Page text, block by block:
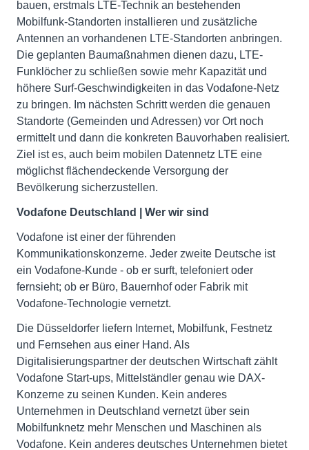
bauen, erstmals LTE-Technik an bestehenden
Mobilfunk-Standorten installieren und zusätzliche
Antennen an vorhandenen LTE-Standorten anbringen.
Die geplanten Baumaßnahmen dienen dazu, LTE-
Funklöcher zu schließen sowie mehr Kapazität und
höhere Surf-Geschwindigkeiten in das Vodafone-Netz
zu bringen. Im nächsten Schritt werden die genauen
Standorte (Gemeinden und Adressen) vor Ort noch
ermittelt und dann die konkreten Bauvorhaben realisiert.
Ziel ist es, auch beim mobilen Datennetz LTE eine
möglichst flächendeckende Versorgung der
Bevölkerung sicherzustellen.
Vodafone Deutschland | Wer wir sind
Vodafone ist einer der führenden
Kommunikationskonzerne. Jeder zweite Deutsche ist
ein Vodafone-Kunde - ob er surft, telefoniert oder
fernsieht; ob er Büro, Bauernhof oder Fabrik mit
Vodafone-Technologie vernetzt.
Die Düsseldorfer liefern Internet, Mobilfunk, Festnetz
und Fernsehen aus einer Hand. Als
Digitalisierungspartner der deutschen Wirtschaft zählt
Vodafone Start-ups, Mittelständler genau wie DAX-
Konzerne zu seinen Kunden. Kein anderes
Unternehmen in Deutschland vernetzt über sein
Mobilfunknetz mehr Menschen und Maschinen als
Vodafone. Kein anderes deutsches Unternehmen bietet